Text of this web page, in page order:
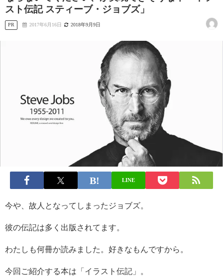
スト伝記 スティーブ・ジョブズ」
PR 2017年6月16日 2018年9月9日
LINE
今や、故人となってしまったジョブズ。
彼の伝記は多く出版されてます。
わたしも何冊か読みました。好きなもんですから。
今回ご紹介する本は「イラスト伝記」。